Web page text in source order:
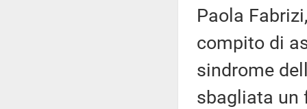
Paola
compito di
sindrome
sbagliata un